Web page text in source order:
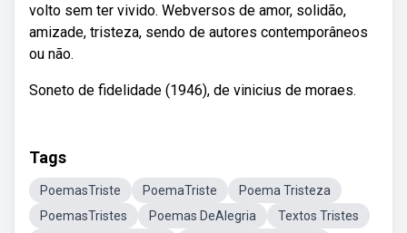
volto sem ter vivido. Webversos de amor, solidão,
amizade, tristeza, sendo de autores contemporâneos
ou não.
Soneto de fidelidade (1946), de vinicius de moraes.
Tags
PoemasTriste PoemaTriste
Poema Tristeza
PoemasTristes
Poemas DeAlegria
Textos Tristes